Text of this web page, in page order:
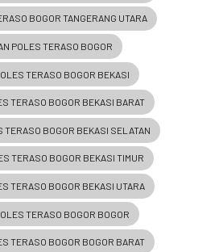
BOGOR TANGERANG UTARA
POLES TERASO BOGOR
TERASO BOGOR BEKASI
TERASO BOGOR BEKASI BARAT
TERASO BOGOR BEKASI SELATAN
TERASO BOGOR BEKASI TIMUR
TERASO BOGOR BEKASI UTARA
TERASO BOGOR BOGOR
TERASO BOGOR BOGOR BARAT